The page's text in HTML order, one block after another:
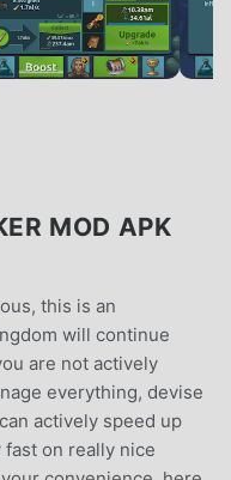
MOD APK
this is an
will continue
are not actively
everything, devise
actively speed up
on really nice